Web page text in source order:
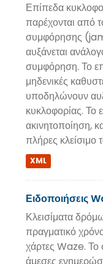
Επίπεδα
παρέχονται από
συμφόρησης
αυξάνεται
συμφόρηση. Το
μηδενικές
υποδηλώνουν
κυκλοφορίας.
ακινητοποίηση,
πλήρες κλείσιμο
XML
Ειδοποιήσεις
Κλεισίματα
πραγματικό
χάρτες Waze. Το